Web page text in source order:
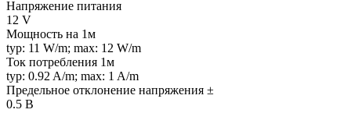
Напряжение питания
12 V
Мощность на 1м
typ: 11 W/m; max: 12 W/m
Ток потребления 1м
typ: 0.92 A/m; max: 1 A/m
Предельное отклонение напряжения ±
0.5 В